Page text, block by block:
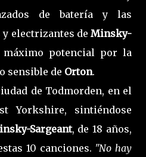
de batería y las
electrizantes deMinsky-
potencial por la
sensible de Orton.
de Todmorden, en el
Yorkshire, sintiéndose
Sargeant, de 18 años,
10 canciones. "No hay